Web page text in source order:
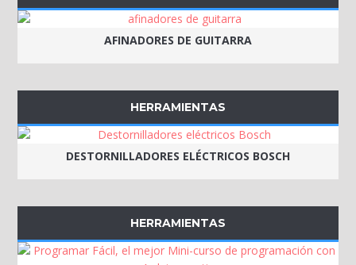
AFINADORES DE GUITARRA
HERRAMIENTAS
DESTORNILLADORES ELÉCTRICOS BOSCH
HERRAMIENTAS